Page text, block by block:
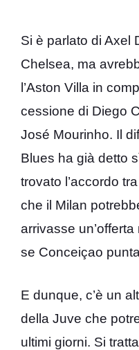
Si è parlato di Axel
Chelsea, ma
l’Aston Villa in
cessione di Diego
José Mourinho. Il
Blues ha già detto
trovato l’accordo
che il Milan
arrivasse
se Conceiçao
E dunque, c’è un
della Juve che
ultimi giorni. Si